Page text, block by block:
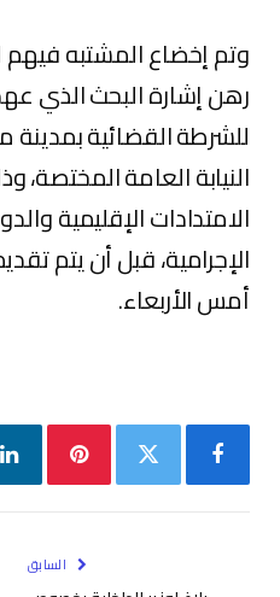
وتم إخضاع المشتبه فيهم
رهن إشارة البحث الذي
للشرطة القضائية
النيابة العامة المختصة،
الامتدادات الإقليمية
الإجرامية، قبل أن يتم
أمس الأربعاء.
السابق